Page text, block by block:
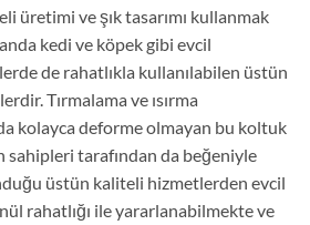
üretimi ve şık tasarımı kullanmak
kedi ve köpek gibi evcil
de rahatlıkla kullanılabilen üstün
Tırmalama ve ısırma
kolayca deforme olmayan bu koltuk
sahipleri tarafından da beğeniyle
üstün kaliteli hizmetlerden evcil
rahatlığı ile yararlanabilmekte ve